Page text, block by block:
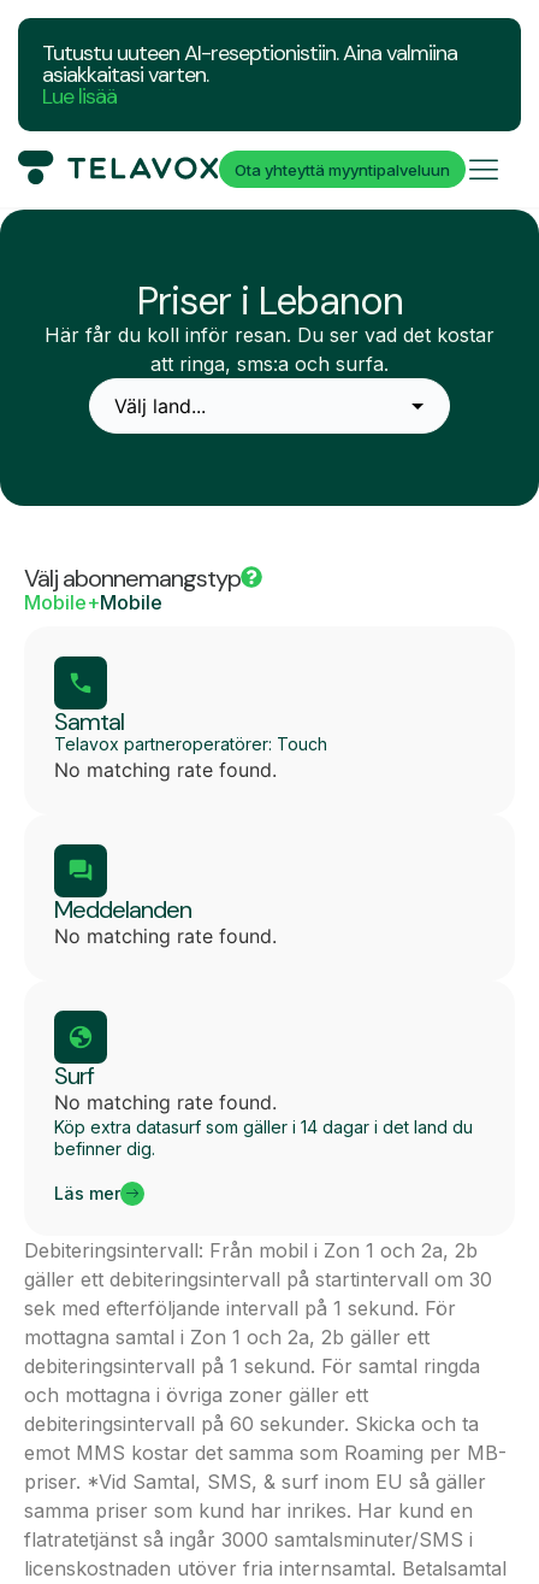
Tutustu uuteen AI-reseptionistiin. Aina valmiina
asiakkaitasi varten.
Lue lisää
Ota yhteyttä myyntipalveluun
Priser i Lebanon
Här får du koll inför resan. Du ser vad det kostar
att ringa, sms:a och surfa.
Välj abonnemangstyp
Mobile+Mobile
Samtal
Telavox partneroperatörer: Touch
No matching rate found.
Meddelanden
No matching rate found.
Surf
No matching rate found.
Köp extra datasurf som gäller i 14 dagar i det land du
befinner dig.
Läs mer
Debiteringsintervall: Från mobil i Zon 1 och 2a, 2b
gäller ett debiteringsintervall på startintervall om 30
sek med efterföljande intervall på 1 sekund. För
mottagna samtal i Zon 1 och 2a, 2b gäller ett
debiteringsintervall på 1 sekund. För samtal ringda
och mottagna i övriga zoner gäller ett
debiteringsintervall på 60 sekunder. Skicka och ta
emot MMS kostar det samma som Roaming per MB-
priser. *Vid Samtal, SMS, & surf inom EU så gäller
samma priser som kund har inrikes. Har kund en
flatratetjänst så ingår 3000 samtalsminuter/SMS i
licenskostnaden utöver fria internsamtal. Betalsamtal